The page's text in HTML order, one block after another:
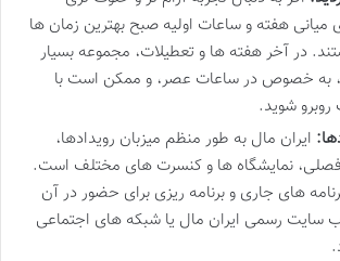
میانی هفته و ساعات اولیه صبح بهترین زمان ها
در آخر هفته ها و تعطیلات، مجموعه بسیار
به خصوص در ساعات عصر، و ممکن است با
شوید.
ایران مال به طور منظم میزبان رویدادها،
نمایشگاه ها و کنسرت های مختلف است.
های جاری و برنامه ریزی برای حضور در آن
سایت رسمی ایران مال یا شبکه های اجتماعی